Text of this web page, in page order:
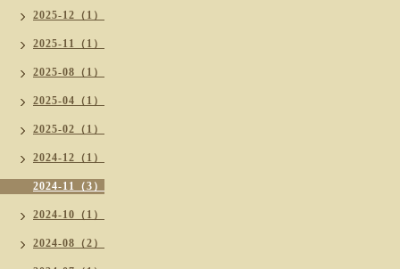
2025-12（1）
2025-11（1）
2025-08（1）
2025-04（1）
2025-02（1）
2024-12（1）
2024-11（3）
2024-10（1）
2024-08（2）